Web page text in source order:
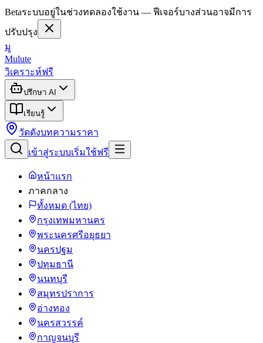
Betaระบบอยู่ในช่วงทดลองใช้งาน — ฟีเจอร์บางส่วนอาจมีการ
ปรับปรุง
มู
Mulute
วิเคราะห์ฟรี
ปรึกษา AI
เรียนรู้
วัดดังบทความราคา
เข้าสู่ระบบเริ่มใช้ฟรี
หน้าแรก
ภาคกลาง
ทั้งหมด (ไทย)
กรุงเทพมหานคร
พระนครศรีอยุธยา
นครปฐม
ปทุมธานี
นนทบุรี
สมุทรปราการ
อ่างทอง
นครสวรรค์
กาญจนบุรี